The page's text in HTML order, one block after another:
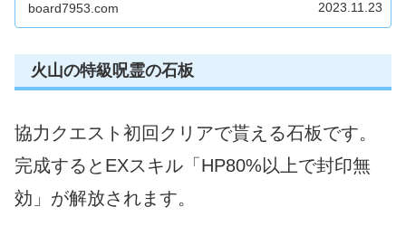
board7953.com 2023.11.23
火山の特級呪霊の石板
協力クエスト初回クリアで貰える石板です。
完成するとEXスキル「HP80%以上で封印無
効」が解放されます。